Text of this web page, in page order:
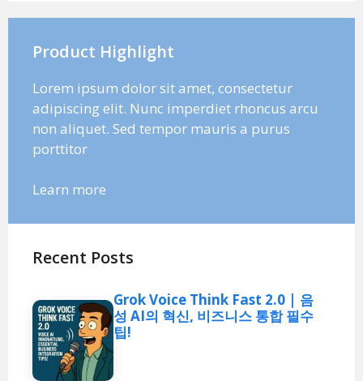
Product Highlight
Lorem ipsum dolor sit amet, consectetur
adipiscing elit. Nunc imperdiet rhoncus arcu
non aliquet. Sed tempor mauris a purus
porttitor
Learn more
Recent Posts
Grok Voice Think Fast 2.0 | 음
성 AI의 혁신, 비즈니스 통합 필수
팁!